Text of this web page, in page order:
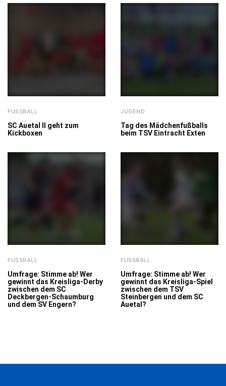
FUSSBALL
SC Auetal II geht zum
Kickboxen
JUGEND
Tag des Mädchenfußballs
beim TSV Eintracht Exten
FUSSBALL
Umfrage: Stimme ab! Wer
gewinnt das Kreisliga-Derby
zwischen dem SC
Deckbergen-Schaumburg
und dem SV Engern?
FUSSBALL
Umfrage: Stimme ab! Wer
gewinnt das Kreisliga-Spiel
zwischen dem TSV
Steinbergen und dem SC
Auetal?